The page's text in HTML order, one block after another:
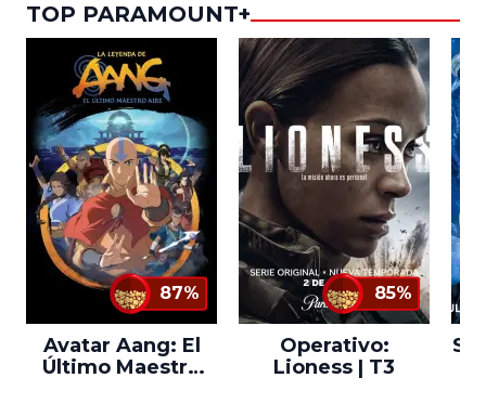
TOP PARAMOUNT+
87%
Avatar Aang: El
Último Maestro
85%
Operativo:
Lioness | T3